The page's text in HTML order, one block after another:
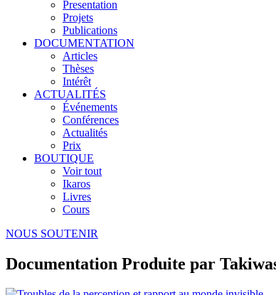
Presentation
Projets
Publications
DOCUMENTATION
Articles
Thèses
Intérêt
ACTUALITÉS
Événements
Conférences
Actualités
Prix
BOUTIQUE
Voir tout
Ikaros
Livres
Cours
NOUS SOUTENIR
Documentation Produite par